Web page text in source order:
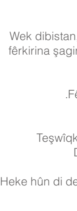
Wek
fêrkirina
Heke hûn di